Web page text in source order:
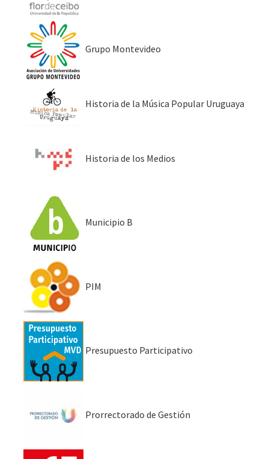
Grupo Montevideo
Historia de la Música Popular Uruguaya
Historia de los Medios
Municipio B
PIM
Presupuesto Participativo
Prorrectorado de Gestión